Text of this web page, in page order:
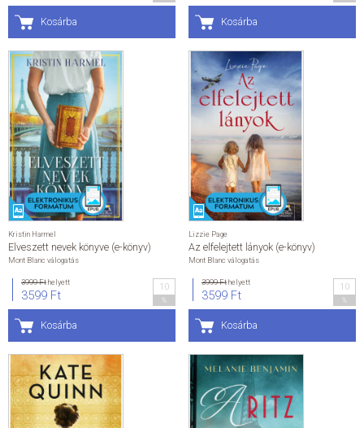
Kosárba Kosárba
Kristin Harmel
Elveszett nevek könyve (e-könyv)
Mont Blanc válogatás
3999 Fthelyett
3599 Ft
10
Kosárba
Lizzie Page
Az elfelejtett lányok (e-könyv)
Mont Blanc válogatás
3999 Fthelyett
3599 Ft
10
Kosárba